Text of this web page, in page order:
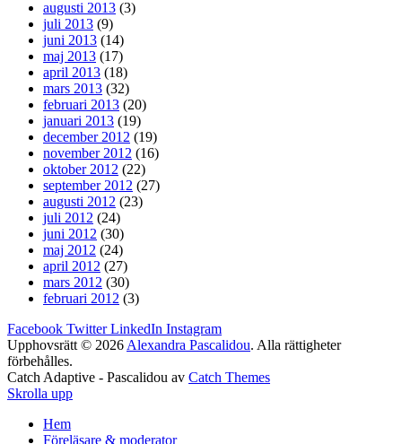
augusti 2013 (3)
juli 2013 (9)
juni 2013 (14)
maj 2013 (17)
april 2013 (18)
mars 2013 (32)
februari 2013 (20)
januari 2013 (19)
december 2012 (19)
november 2012 (16)
oktober 2012 (22)
september 2012 (27)
augusti 2012 (23)
juli 2012 (24)
juni 2012 (30)
maj 2012 (24)
april 2012 (27)
mars 2012 (30)
februari 2012 (3)
Facebook Twitter LinkedIn Instagram
Upphovsrätt © 2026 Alexandra Pascalidou. Alla rättigheter
förbehålles.
Catch Adaptive - Pascalidou av Catch Themes
Skrolla upp
Hem
Föreläsare & moderator